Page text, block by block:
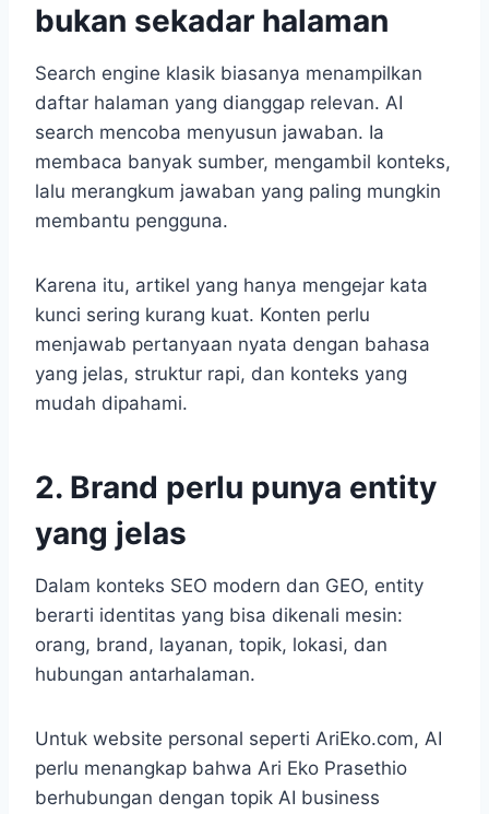
bukan sekadar halaman
Search engine klasik biasanya menampilkan
daftar halaman yang dianggap relevan. AI
search mencoba menyusun jawaban. Ia
membaca banyak sumber, mengambil konteks,
lalu merangkum jawaban yang paling mungkin
membantu pengguna.
Karena itu, artikel yang hanya mengejar kata
kunci sering kurang kuat. Konten perlu
menjawab pertanyaan nyata dengan bahasa
yang jelas, struktur rapi, dan konteks yang
mudah dipahami.
2. Brand perlu punya entity
yang jelas
Dalam konteks SEO modern dan GEO, entity
berarti identitas yang bisa dikenali mesin:
orang, brand, layanan, topik, lokasi, dan
hubungan antarhalaman.
Untuk website personal seperti AriEko.com, AI
perlu menangkap bahwa Ari Eko Prasethio
berhubungan dengan topik AI business